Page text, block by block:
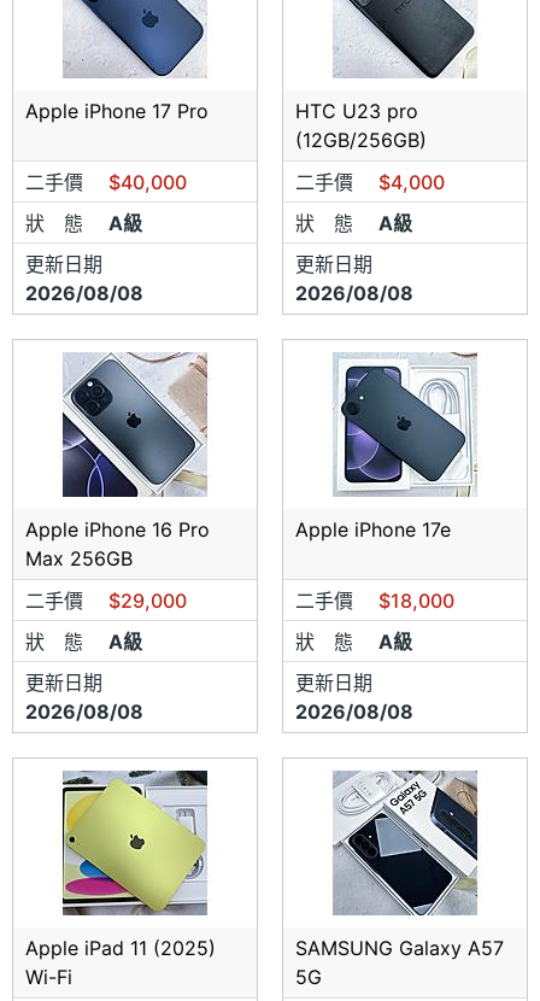
Apple iPhone 17 Pro
二手價
$40,000
狀 態
A級
更新日期
2026/08/08
HTC U23 pro
(12GB/256GB)
二手價
$4,000
狀 態
A級
更新日期
2026/08/08
Apple iPhone 16 Pro
Max 256GB
二手價
$29,000
狀 態
A級
更新日期
2026/08/08
Apple iPhone 17e
二手價
$18,000
狀 態
A級
更新日期
2026/08/08
Apple iPad 11 (2025)
Wi-Fi
SAMSUNG Galaxy A57
5G